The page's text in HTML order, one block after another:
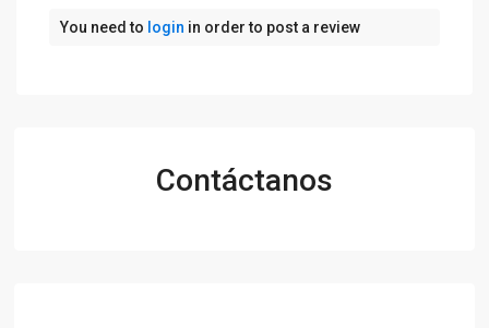
You need to login in order to post a review
Contáctanos